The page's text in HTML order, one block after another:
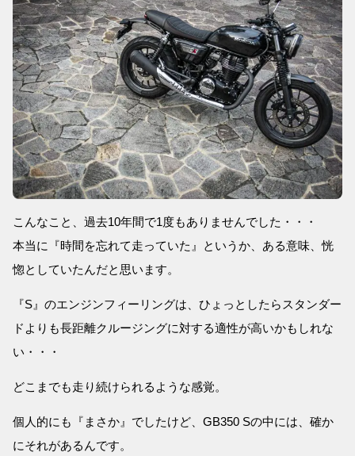
こんなこと、過去10年間で1度もありませんでした・・・
本当に『時間を忘れて走っていた』というか、ある意味、恍
惚としていたんだと思います。
『S』のエンジンフィーリングは、ひょっとしたらスタンダー
ドよりも長距離クルージングに対する適性が高いかもしれな
い・・・
どこまでも走り続けられるような感覚。
個人的にも『まさか』でしたけど、GB350 Sの中には、確か
にそれがあるんです。